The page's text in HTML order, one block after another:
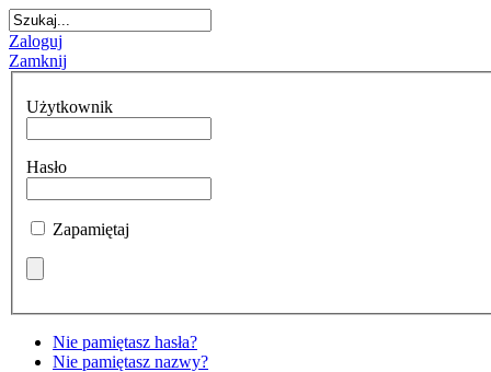
Zaloguj
Zamknij
Użytkownik
Hasło
Zapamiętaj
Nie pamiętasz hasła?
Nie pamiętasz nazwy?